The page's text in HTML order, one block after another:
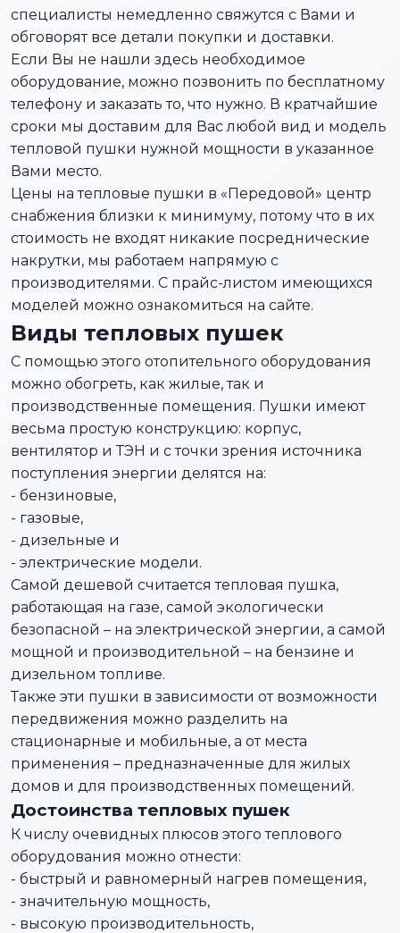
специалисты немедленно свяжутся с Вами и
обговорят все детали покупки и доставки.
Если Вы не нашли здесь необходимое
оборудование, можно позвонить по бесплатному
телефону и заказать то, что нужно. В кратчайшие
сроки мы доставим для Вас любой вид и модель
тепловой пушки нужной мощности в указанное
Вами место.
Цены на тепловые пушки в «Передовой» центр
снабжения близки к минимуму, потому что в их
стоимость не входят никакие посреднические
накрутки, мы работаем напрямую с
производителями. С прайс-листом имеющихся
моделей можно ознакомиться на сайте.
Виды тепловых пушек
С помощью этого отопительного оборудования
можно обогреть, как жилые, так и
производственные помещения. Пушки имеют
весьма простую конструкцию: корпус,
вентилятор и ТЭН и с точки зрения источника
поступления энергии делятся на:
- бензиновые,
- газовые,
- дизельные и
- электрические модели.
Самой дешевой считается тепловая пушка,
работающая на газе, самой экологически
безопасной – на электрической энергии, а самой
мощной и производительной – на бензине и
дизельном топливе.
Также эти пушки в зависимости от возможности
передвижения можно разделить на
стационарные и мобильные, а от места
применения – предназначенные для жилых
домов и для производственных помещений.
Достоинства тепловых пушек
К числу очевидных плюсов этого теплового
оборудования можно отнести:
- быстрый и равномерный нагрев помещения,
- значительную мощность,
- высокую производительность,